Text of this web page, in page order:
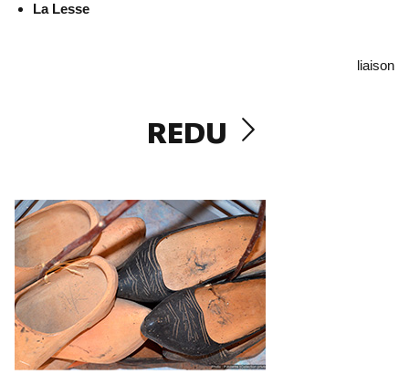
La Lesse
liaison
REDU